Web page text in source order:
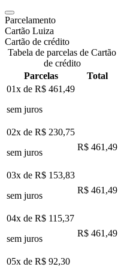
Parcelamento
Cartão Luiza
Cartão de crédito
Tabela de parcelas de Cartão
de crédito
Parcelas
Total
01x de R$ 461,49
sem juros
02x de R$ 230,75
sem juros
R$ 461,49
03x de R$ 153,83
sem juros
R$ 461,49
04x de R$ 115,37
sem juros
R$ 461,49
05x de R$ 92,30